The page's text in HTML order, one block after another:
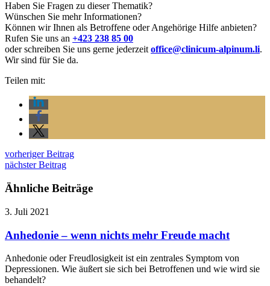
Haben Sie Fragen zu dieser Thematik?
Wünschen Sie mehr Informationen?
Können wir Ihnen als Betroffene oder Angehörige Hilfe anbieten?
Rufen Sie uns an +423 238 85 00
oder schreiben Sie uns gerne jederzeitoffice@clinicum-alpinum.li.
Wir sind für Sie da.
Teilen mit:
vorheriger Beitrag
nächster Beitrag
Ähnliche Beiträge
3. Juli 2021
Anhedonie – wenn nichts mehr Freude macht
Anhedonie oder Freudlosigkeit ist ein zentrales Symptom von
Depressionen. Wie äußert sie sich bei Betroffenen und wie wird sie
behandelt?